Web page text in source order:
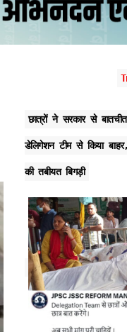
छात्रों ने सरकार से
डेलिगेशन टीम से किया
की तबीयत बिगड़ी